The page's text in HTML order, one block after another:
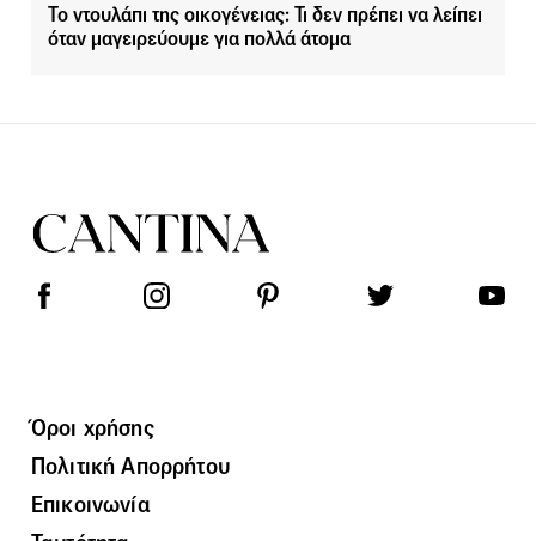
Το ντουλάπι της οικογένειας: Τι δεν πρέπει να λείπει
όταν μαγειρεύουμε για πολλά άτομα
Όροι χρήσης
Πολιτική Απορρήτου
Επικοινωνία